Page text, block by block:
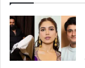
m
a
i
l